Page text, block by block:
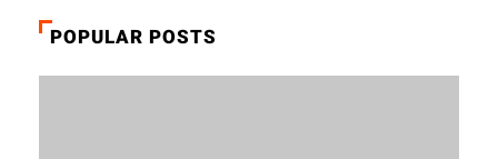
POPULAR POSTS